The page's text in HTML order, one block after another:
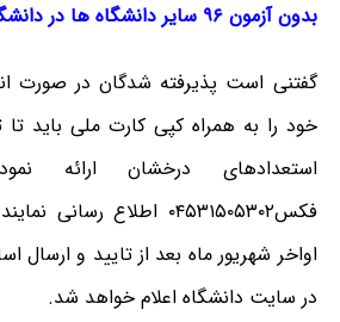
بدون آزمون ۹۶ سایر دانشگاه ها در دانشگاه محقق اردبیلی
گفتنی است پذیرفته شدگان در صورت
استعدادهای درخشان ارائه
فکس۰۴۵۳۱۵۰۵۳۰۲ اطلاع
اواخر شهریور ماه بعد از تایید و
در سایت دانشگاه اعلام خواهد شد.